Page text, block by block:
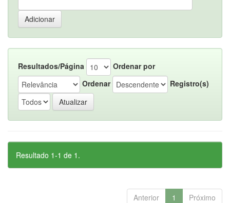
Resultados/Página
Ordenar por
Ordenar
Registro(s)
Resultado 1-1 de 1.
Anterior 1 Próximo